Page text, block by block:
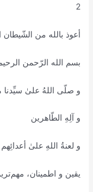
2
أعوذ بالله من الشّیطان
بسم الله الرّحمن
و صلّی اللهُ علیٰ سیِّدنا
و آلِهِ الطّاهرین
و لعنةُ اللهِ علیٰ
یقین و اطمینان،